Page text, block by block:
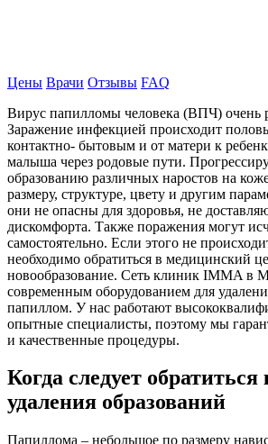
Цены Врачи Отзывы FAQ
Вирус папилломы человека (ВПЧ) очень
Заражение инфекцией происходит
контактно- бытовым и от матери к
малыша через родовые пути.
образованию различных наростов на
размеру, структуре, цвету и другим
они не опасны для здоровья, не
дискомфорта. Также поражения могут
самостоятельно. Если этого не
необходимо обратиться в медицинский
новообразование. Сеть клиник IMMA в
современным оборудованием для
папиллом. У нас работают
опытные специалисты, поэтому мы
и качественные процедуры.
Когда следует
удаления образований
Папиллома – небольшое по размеру